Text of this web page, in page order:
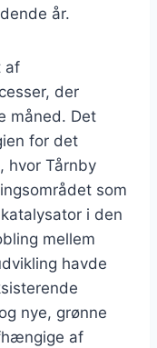
år.
af
der
måned. Det
for det
hvor Tårnby
som
i den
mellem
havde
nye, grønne
af